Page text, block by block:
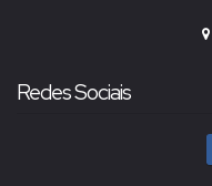
Redes Sociais